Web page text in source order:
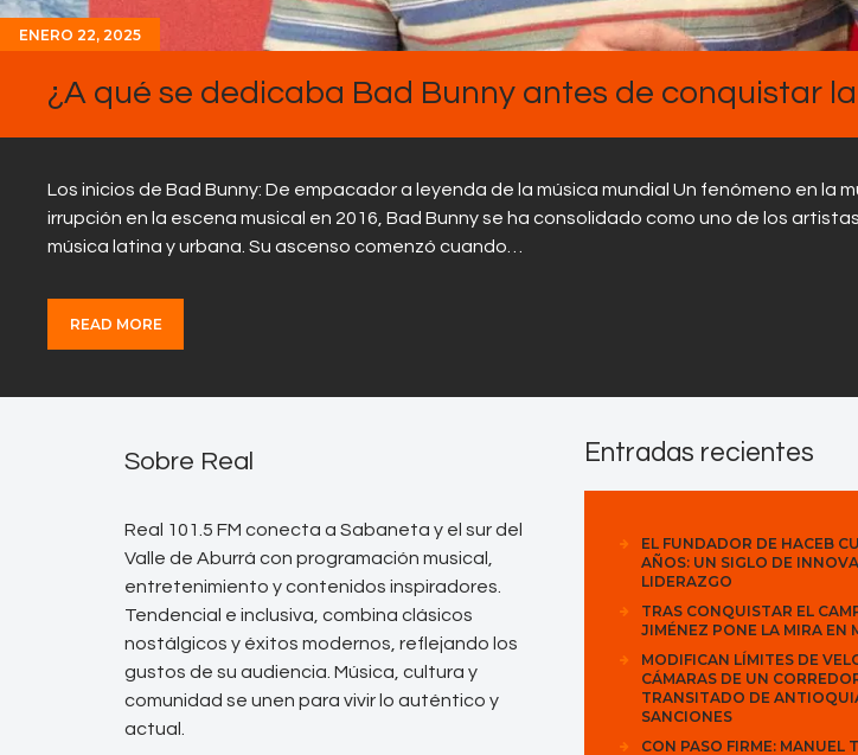
ENERO 22, 2025
¿A qué se dedicaba Bad Bunny antes de conquistar
Los inicios de Bad Bunny: De empacador a leyenda de la música mundial Un fenómeno en la
irrupción en la escena musical en 2016, Bad Bunny se ha consolidado como uno de los
música latina y urbana. Su ascenso comenzó cuando…
READ MORE
Sobre Real
Real 101.5 FM conecta a Sabaneta y el sur del
Valle de Aburrá con programación musical,
entretenimiento y contenidos inspiradores.
Tendencial e inclusiva, combina clásicos
nostálgicos y éxitos modernos, reflejando los
gustos de su audiencia. Música, cultura y
comunidad se unen para vivir lo auténtico y
actual.
Entradas recientes
EL FUNDADOR DE HACEB
AÑOS: UN SIGLO DE
LIDERAZGO
TRAS CONQUISTAR EL
JIMÉNEZ PONE LA MIRA EN
MODIFICAN LÍMITES DE
CÁMARAS DE UN
TRANSITADO DE
SANCIONES
CON PASO FIRME: MANUEL